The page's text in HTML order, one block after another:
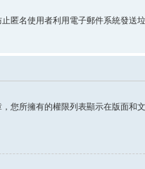
匿名使用者利用電子郵件系統發送垃
您所擁有的權限列表顯示在版面和